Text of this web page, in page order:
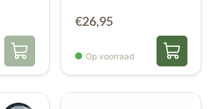
€26,95
Op voorraad